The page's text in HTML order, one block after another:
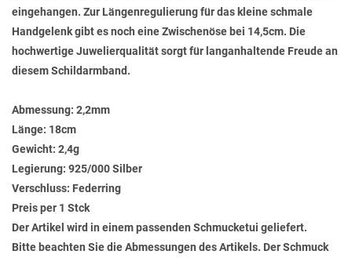
eingehangen. Zur Längenregulierung für das kleine schmale
Handgelenk gibt es noch eine Zwischenöse bei 14,5cm. Die
hochwertige Juwelierqualität sorgt für langanhaltende Freude an
diesem Schildarmband.
Abmessung: 2,2mm
Länge: 18cm
Gewicht: 2,4g
Legierung: 925/000 Silber
Verschluss: Federring
Preis per 1 Stck
Der Artikel wird in einem passenden Schmucketui geliefert.
Bitte beachten Sie die Abmessungen des Artikels. Der Schmuck